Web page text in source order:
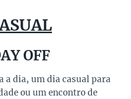
OFF
a dia, um dia casual para
ou um encontro de